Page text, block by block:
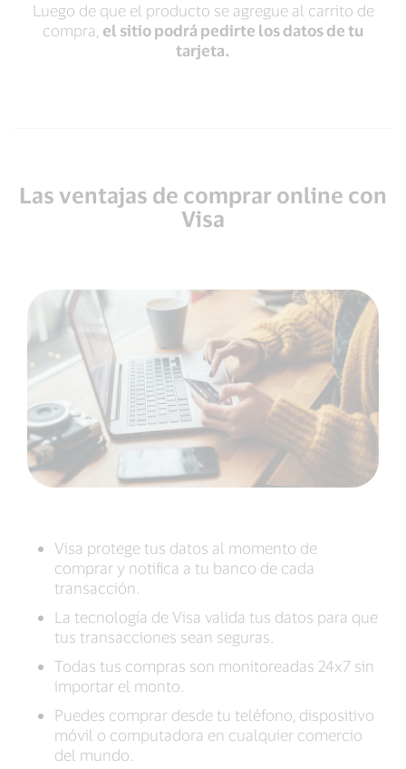
Luego de que el producto se agregue al carrito de
compra, el sitio podrá pedirte los datos de tu
tarjeta.
Las ventajas de comprar online con
Visa
Visa protege tus datos al momento de
comprar y notifica a tu banco de cada
transacción.
La tecnología de Visa valida tus datos para que
tus transacciones sean seguras.
Todas tus compras son monitoreadas 24x7 sin
importar el monto.
Puedes comprar desde tu teléfono, dispositivo
móvil o computadora en cualquier comercio
del mundo.